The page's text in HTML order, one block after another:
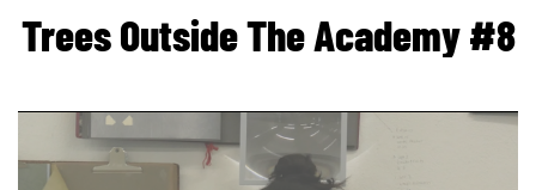
Trees Outside The Academy #8
page